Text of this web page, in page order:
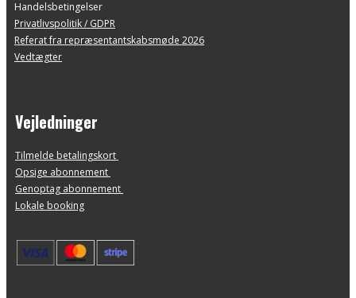
Handelsbetingelser
Privatlivspolitik / GDPR
Referat fra repræsentantskabsmøde 2026
Vedtægter
Vejledninger
Tilmelde betalingskort
Opsige abonnement
Genoptag abonnement
Lokale booking